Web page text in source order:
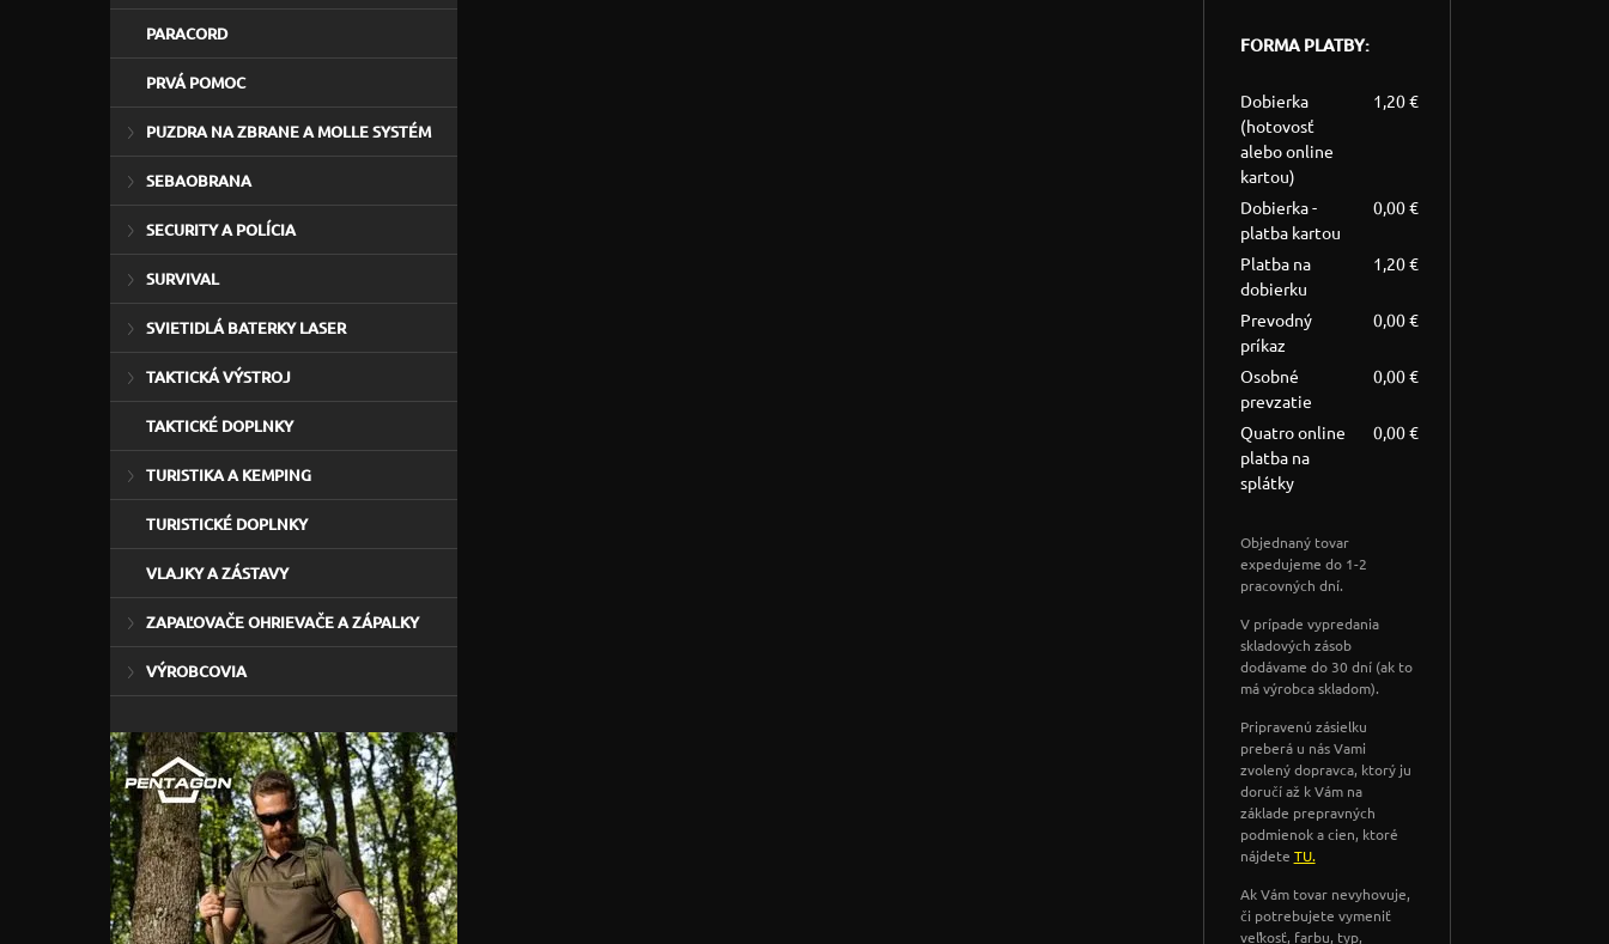
FORMA PLATBY:
Dobierka
(hotovosť
alebo online
kartou)
1,20 €
Dobierka -
platba kartou
0,00 €
Platba na
dobierku
1,20 €
Prevodný
príkaz
0,00 €
Osobné
prevzatie
0,00 €
Quatro online
platba na
splátky
0,00 €
Objednaný tovar
expedujeme do 1-2
pracovných dní.
V prípade vypredania
skladových zásob
dodávame do 30 dní (ak to
má výrobca skladom).
Pripravenú zásielku
preberá u nás Vami
zvolený dopravca, ktorý ju
doručí až k Vám na
základe prepravných
podmienok a cien, ktoré
nájdete TU.
Ak Vám tovar nevyhovuje,
či potrebujete vymeniť
veľkosť, farbu, typ,
PARACORD
PRVÁ POMOC
PUZDRA NA ZBRANE A MOLLE SYSTÉM
SEBAOBRANA
SECURITY A POLÍCIA
SURVIVAL
SVIETIDLÁ BATERKY LASER
TAKTICKÁ VÝSTROJ
TAKTICKÉ DOPLNKY
TURISTIKA A KEMPING
TURISTICKÉ DOPLNKY
VLAJKY A ZÁSTAVY
ZAPAĽOVAČE OHRIEVAČE A ZÁPALKY
VÝROBCOVIA